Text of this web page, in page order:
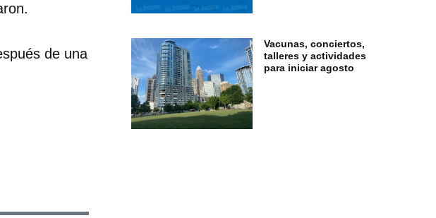
de una
Vacunas, conciertos,
talleres y actividades
para iniciar agosto